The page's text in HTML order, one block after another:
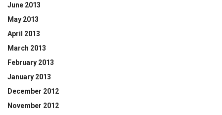
June 2013
May 2013
April 2013
March 2013
February 2013
January 2013
December 2012
November 2012